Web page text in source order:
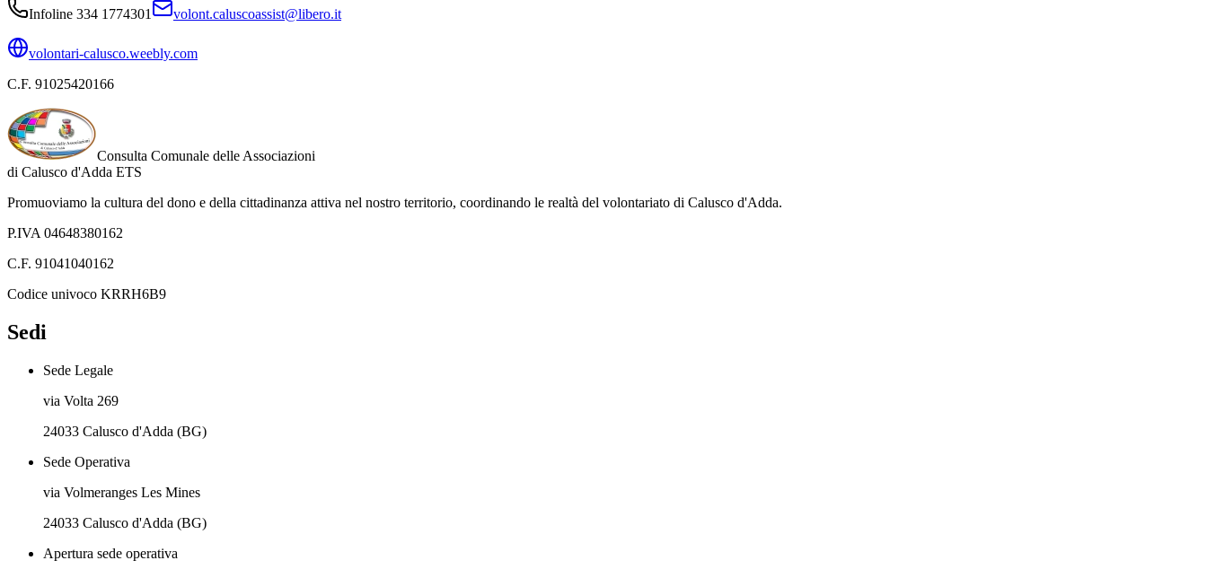
Infoline 334 1774301 volont.caluscoassist@libero.it
volontari-calusco.weebly.com
C.F. 91025420166
Consulta Comunale delle Associazioni
di Calusco d'Adda ETS
Promuoviamo la cultura del dono e della cittadinanza attiva nel nostro territorio, coordinando le realtà del volontariato di Calusco d'Adda.
P.IVA 04648380162
C.F. 91041040162
Codice univoco KRRH6B9
Sedi
Sede Legale
via Volta 269
24033 Calusco d'Adda (BG)
Sede Operativa
via Volmeranges Les Mines
24033 Calusco d'Adda (BG)
Apertura sede operativa